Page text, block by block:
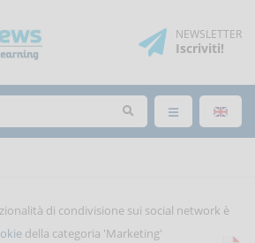
NEWSLETTER
Iscriviti!
di condivisione sui social network è
della categoria 'Marketing'